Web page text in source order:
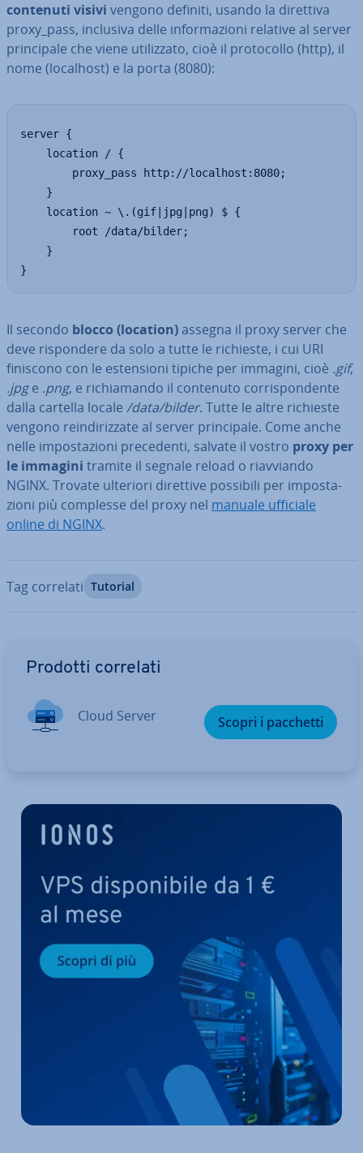
contenuti visivi vengono definiti, usando la direttiva
proxy_pass, inclusiva delle in­for­ma­zio­ni relative al server
prin­ci­pa­le che viene uti­liz­za­to, cioè il pro­to­col­lo (http), il
nome (localhost) e la porta (8080):
server {
    location / {
        proxy_pass http://localhost:8080;
    }
    location ~ \.(gif|jpg|png) $ {
        root /data/bilder;
    }
}
Il secondo blocco (location)assegna il proxy server che
deve ri­spon­de­re da solo a tutte le richieste, i cui URI
finiscono con le esten­sio­ni tipiche per immagini, cioè .gif,
.jpge .png, e ri­chia­man­do il contenuto cor­ri­spon­den­te
dalla cartella locale /data/bilder. Tutte le altre richieste
vengono rein­di­riz­za­te al server prin­ci­pa­le. Come anche
nelle im­po­sta­zio­ni pre­ce­den­ti, salvate il vostro proxy per
le immagini tramite il segnale reload o riav­vian­do
NGINX. Trovate ulteriori direttive possibili per im­po­sta­
zio­ni più complesse del proxy nel manuale ufficiale
online di NGINX.
Tag correlati Tutorial
Prodotti correlati
Cloud Server Scopri i pacchetti